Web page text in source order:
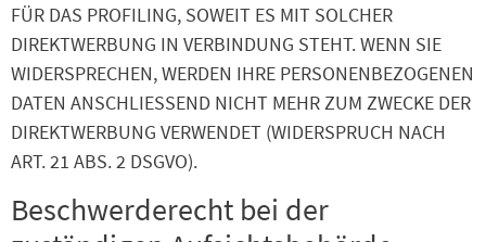
FÜR DAS PROFILING, SOWEIT ES MIT SOLCHER
DIREKTWERBUNG IN VERBINDUNG STEHT. WENN SIE
WIDERSPRECHEN, WERDEN IHRE PERSONENBEZOGENEN
DATEN ANSCHLIESSEND NICHT MEHR ZUM ZWECKE DER
DIREKTWERBUNG VERWENDET (WIDERSPRUCH NACH
ART. 21 ABS. 2 DSGVO).
Beschwerde­recht bei der